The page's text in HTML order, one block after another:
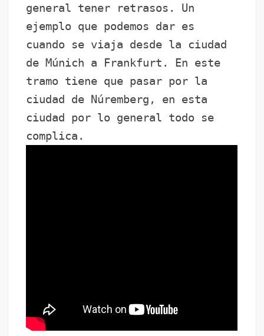
general tener retrasos. Un
ejemplo que podemos dar es
cuando se viaja desde la ciudad
de Múnich a Frankfurt. En este
tramo tiene que pasar por la
ciudad de Núremberg, en esta
ciudad por lo general todo se
complica.